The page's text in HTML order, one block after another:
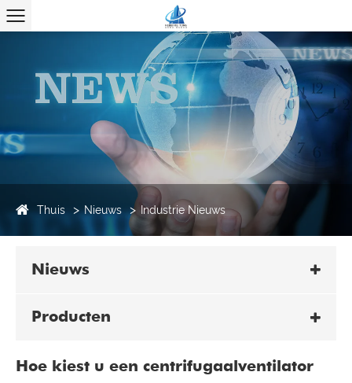
Thuis Nieuws Industrie Nieuws
Nieuws
Producten
Hoe kiest u een centrifugaalventilator